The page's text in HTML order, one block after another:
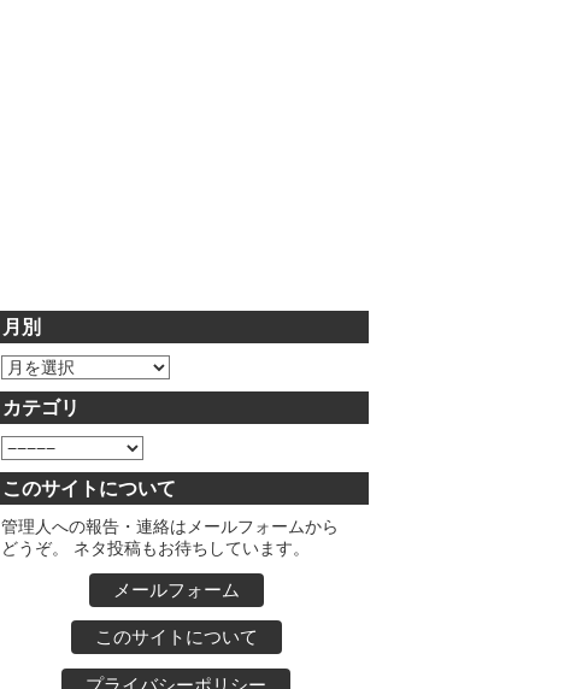
月別
カテゴリ
このサイトについて
管理人への報告・連絡はメールフォームから
どうぞ。 ネタ投稿もお待ちしています。
メールフォーム
このサイトについて
プライバシーポリシー